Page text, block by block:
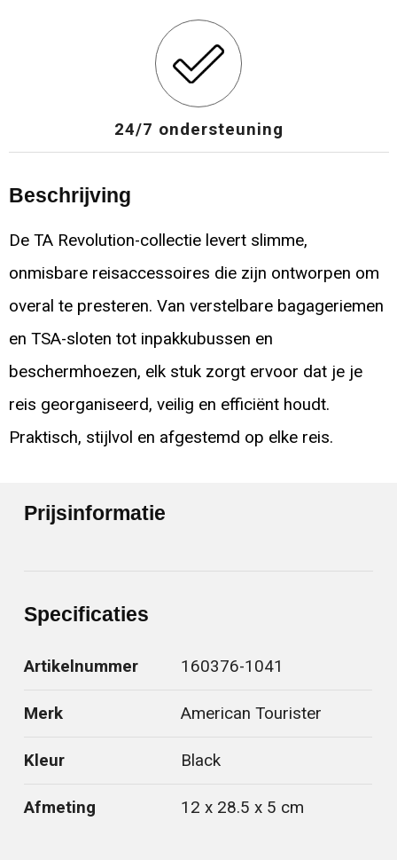
24/7 ondersteuning
Beschrijving
De TA Revolution-collectie levert slimme,
onmisbare reisaccessoires die zijn ontworpen om
overal te presteren. Van verstelbare bagageriemen
en TSA-sloten tot inpakkubussen en
beschermhoezen, elk stuk zorgt ervoor dat je je
reis georganiseerd, veilig en efficiënt houdt.
Praktisch, stijlvol en afgestemd op elke reis.
Prijsinformatie
Specificaties
Artikelnummer 160376-1041
Merk American Tourister
Kleur Black
Afmeting 12 x 28.5 x 5 cm